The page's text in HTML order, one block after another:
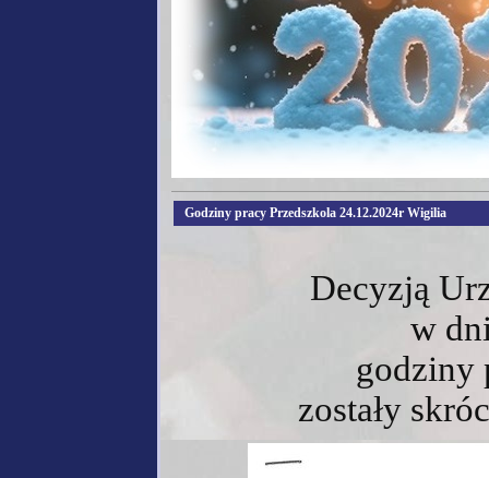
Godziny pracy Przedszkola 24.12.2024r Wigilia
Decyzją
w
godziny
zostały